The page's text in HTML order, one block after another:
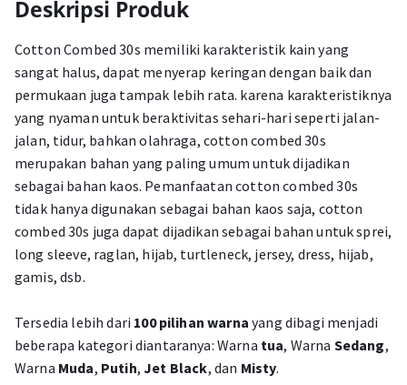
Deskripsi Produk
Cotton Combed 30s memiliki karakteristik kain yang
sangat halus, dapat menyerap keringan dengan baik dan
permukaan juga tampak lebih rata. karena karakteristiknya
yang nyaman untuk beraktivitas sehari-hari seperti jalan-
jalan, tidur, bahkan olahraga, cotton combed 30s
merupakan bahan yang paling umum untuk dijadikan
sebagai bahan kaos. Pemanfaatan cotton combed 30s
tidak hanya digunakan sebagai bahan kaos saja, cotton
combed 30s juga dapat dijadikan sebagai bahan untuk sprei,
long sleeve, raglan, hijab, turtleneck, jersey, dress, hijab,
gamis, dsb.
Tersedia lebih dari 100 pilihan warna yang dibagi menjadi
beberapa kategori diantaranya: Warna tua, Warna Sedang,
Warna Muda, Putih,Jet Black, dan Misty.